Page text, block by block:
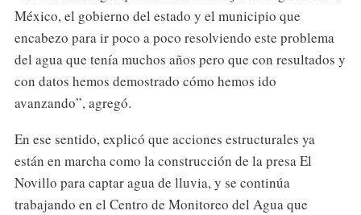
México, el gobierno del estado y el municipio que
encabezo para ir poco a poco resolviendo este problema
del agua que tenía muchos años pero que con resultados y
con datos hemos demostrado cómo hemos ido
avanzando”, agregó.
En ese sentido, explicó que acciones estructurales ya
están en marcha como la construcción de la presa El
Novillo para captar agua de lluvia, y se continúa
trabajando en el Centro de Monitoreo del Agua que